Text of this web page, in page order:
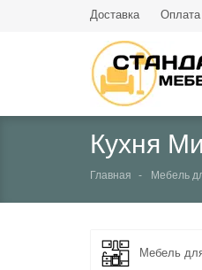
Доставка Оплата
Кухня
Главная Мебель
Мебель